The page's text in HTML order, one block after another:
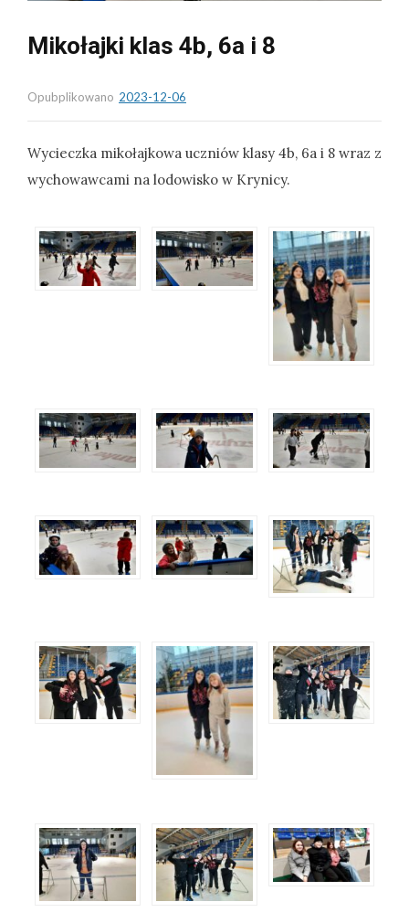
Mikołajki klas 4b, 6a i 8
Opubplikowano 2023-12-06
Wycieczka mikołajkowa uczniów klasy 4b, 6a i 8 wraz z
wychowawcami na lodowisko w Krynicy.